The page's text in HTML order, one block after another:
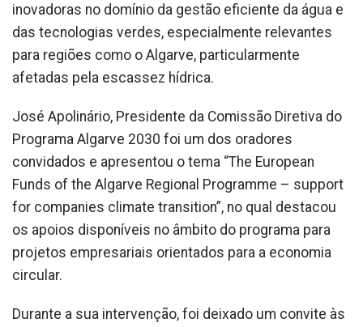
inovadoras no domínio da gestão eficiente da água e
das tecnologias verdes, especialmente relevantes
para regiões como o Algarve, particularmente
afetadas pela escassez hídrica.
José Apolinário, Presidente da Comissão Diretiva do
Programa Algarve 2030 foi um dos oradores
convidados e apresentou o tema “The European
Funds of the Algarve Regional Programme – support
for companies climate transition”, no qual destacou
os apoios disponíveis no âmbito do programa para
projetos empresariais orientados para a economia
circular.
Durante a sua intervenção, foi deixado um convite às